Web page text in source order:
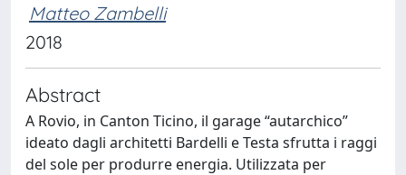
Matteo Zambelli
2018
Abstract
A Rovio, in Canton Ticino, il garage “autarchico”
ideato dagli architetti Bardelli e Testa sfrutta i raggi
del sole per produrre energia. Utilizzata per